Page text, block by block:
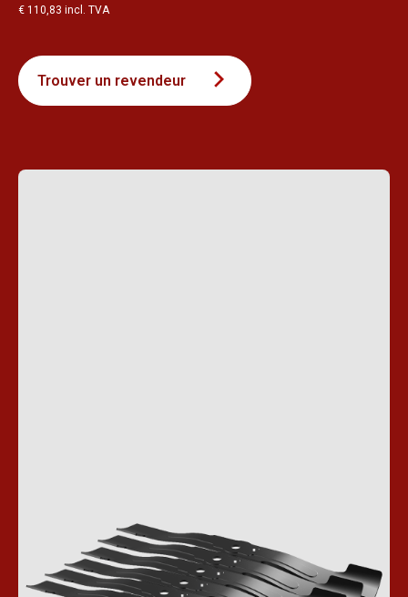
€ 110,83 incl. TVA
Trouver un revendeur